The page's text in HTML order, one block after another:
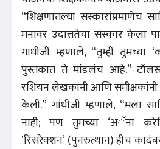
“शिक्षणातल्या संस्कारांप्रमाणेच
मनावर उदात्ततेचा संस्कार केला
गांधीजी म्हणाले, “तुम्ही तुमच्या
पुस्तकात ते मांडलंच आहे.”
रशियन लेखकांनी आणि
केली.” गांधीजी म्हणाले, “मला
नाही; पण तुमच्या ‘अॅना
‘रिसरेक्शन’ (पुनरुत्थान) हीच